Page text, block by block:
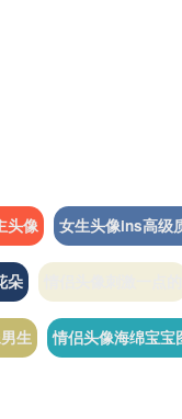
头像 女生头像ins高级
朵
生 情侣头像海绵宝宝